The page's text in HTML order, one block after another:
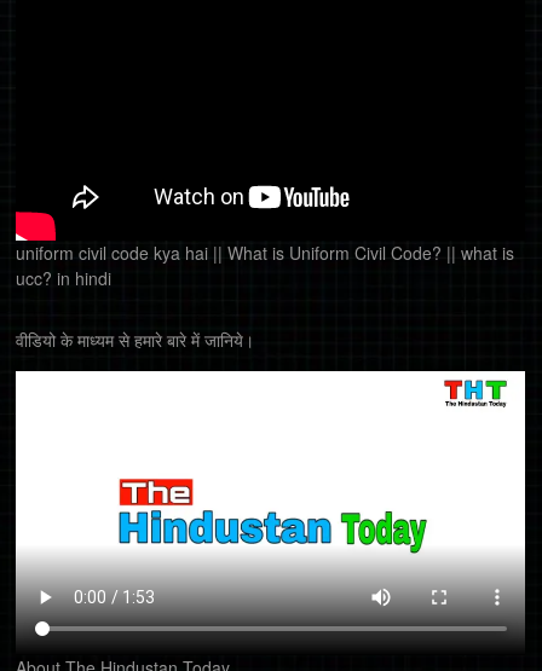
uniform civil code kya hai || What is Uniform Civil Code? || what is
ucc? in hindi
वीडियो के माध्यम से हमारे बारे में जानिये।